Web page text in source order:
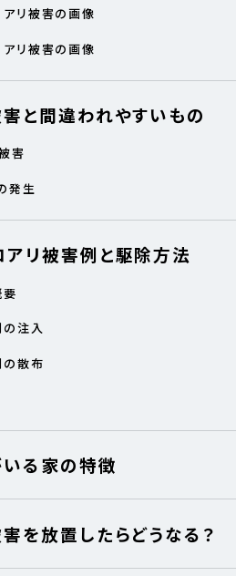
アリ被害の画像
アリ被害の画像
と間違われやすいもの
害
発生
リ被害例と駆除方法
注入
散布
る家の特徴
を放置したらどうなる？